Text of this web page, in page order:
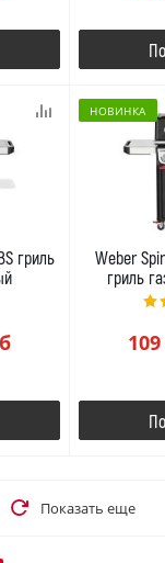
гриль
НОВИНКА
Weber
гриль
Показать еще